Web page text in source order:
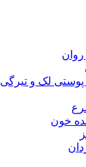
پوستی لک و تیرگی
خون